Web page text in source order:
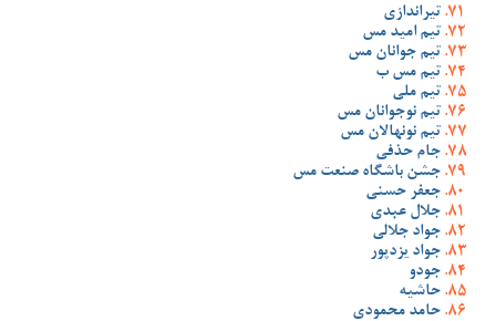
تیراندازی
تیم امید مس
تیم جوانان مس
تیم مس ب
تیم ملی
تیم نوجوانان مس
تیم نونهالان مس
جام حذفی
جشن باشگاه صنعت مس
جعفر حسنی
جلال عبدی
جواد جلالی
جواد یزدپور
جودو
حاشیه
حامد محمودی